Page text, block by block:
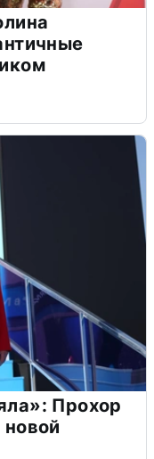
Прохор